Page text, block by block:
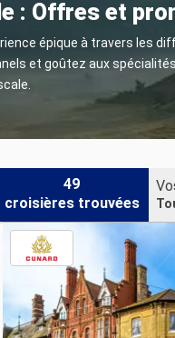
: Offres et
épique à travers les
et goûtez aux
49
croisières trouvées